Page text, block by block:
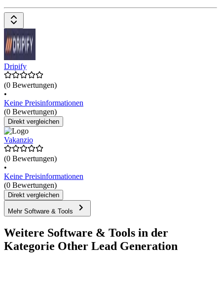
Dripify
(0 Bewertungen)
•
Keine Preisinformationen
(0 Bewertungen)
Direkt vergleichen
Vakanzio
(0 Bewertungen)
•
Keine Preisinformationen
(0 Bewertungen)
Direkt vergleichen
Mehr Software & Tools
Weitere Software & Tools in der
Kategorie Other Lead Generation